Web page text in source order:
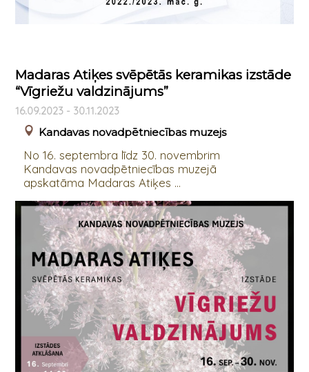
Madaras Atiķes svēpētās keramikas izstāde
“Vīgriežu valdzinājums”
16.09.2023 - 30.11.2023
Kandavas novadpētniecības muzejs
No 16. septembra līdz 30. novembrim
Kandavas novadpētniecības muzejā
apskatāma Madaras Atiķes ...